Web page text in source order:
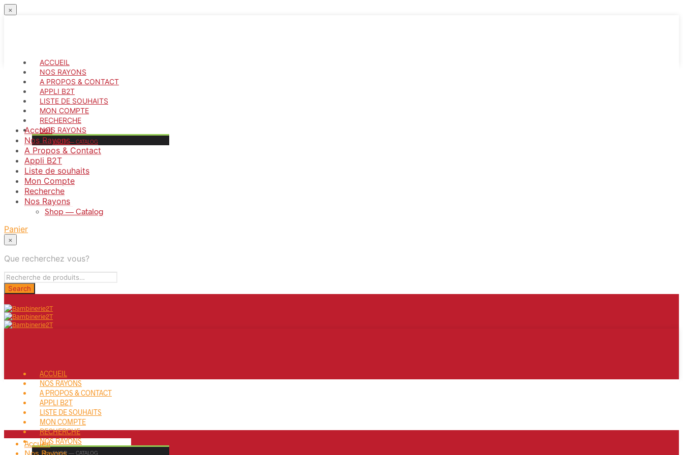
×
ACCUEIL
NOS RAYONS
A PROPOS & CONTACT
APPLI B2T
LISTE DE SOUHAITS
MON COMPTE
RECHERCHE
NOS RAYONS
SHOP — CATALOG
Votre panier est vide.
Accueil
Nos Rayons
A Propos & Contact
Appli B2T
Liste de souhaits
Mon Compte
Recherche
Nos Rayons
Shop — Catalog
Panier
×
Que recherchez vous?
ACCUEIL
NOS RAYONS
A PROPOS & CONTACT
APPLI B2T
LISTE DE SOUHAITS
MON COMPTE
RECHERCHE
NOS RAYONS
SHOP — CATALOG
Accueil
Nos Rayons